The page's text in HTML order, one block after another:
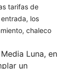
tarifas de
los
chaleco
Luna, en
un